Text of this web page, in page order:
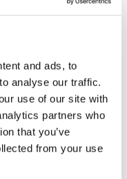
and ads, to
analyse our traffic.
use of our site with
partners who
that you’ve
from your use